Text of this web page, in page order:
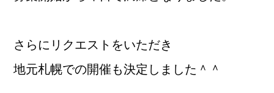
さらにリクエストをいただき
地元札幌での開催も決定しました＾＾